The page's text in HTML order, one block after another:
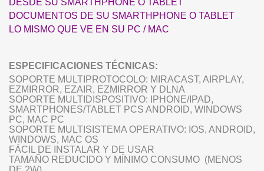
DESDE SU SMARTHPHONE O TABLET
DOCUMENTOS DE SU SMARTHPHONE O TABLET
LO MISMO QUE VE EN SU PC / MAC
ESPECIFICACIONES TÉCNICAS:
SOPORTE MULTIPROTOCOLO: MIRACAST, AIRPLAY,
EZMIRROR, EZAIR, EZMIRROR Y DLNA
SOPORTE MULTIDISPOSITIVO: IPHONE/IPAD,
SMARTPHONES/TABLET PCS ANDROID, WINDOWS
PC, MAC PC
SOPORTE MULTISISTEMA OPERATIVO: IOS, ANDROID,
WINDOWS, MAC OS
FÁCIL DE INSTALAR Y DE USAR
TAMAÑO REDUCIDO Y MÍNIMO CONSUMO (MENOS